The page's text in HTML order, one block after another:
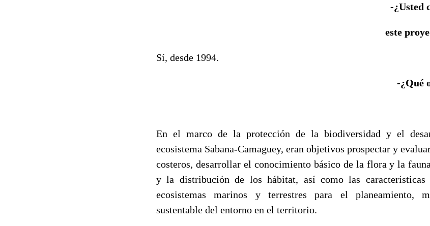
-¿Usted
este
Sí, desde 1994.
-¿Qué
En el marco de la protección de la biodiversidad y el
ecosistema Sabana-Camaguey, eran objetivos prospectar y
costeros, desarrollar el conocimiento básico de la flora y la
y la distribución de los hábitat, así como las características
ecosistemas marinos y terrestres para el planeamiento,
sustentable del entorno en el territorio.